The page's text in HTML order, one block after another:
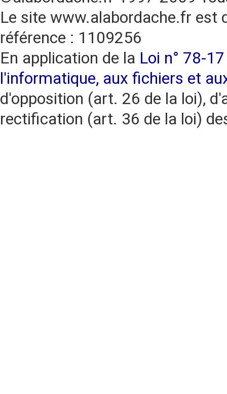
Le site www.alabordache.fr est
référence : 1109256
En application de la Loi n° 78-
l'informatique, aux fichiers et
d'opposition (art. 26 de la loi),
rectification (art. 36 de la loi)